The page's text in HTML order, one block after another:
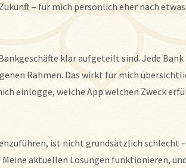
– für mich persönlich eher nach
klar aufgeteilt sind. Jede
Rahmen. Das wirkt für mich
einlogge, welche App welchen Zweck
ist nicht grundsätzlich schlecht
aktuellen Lösungen funktionieren,